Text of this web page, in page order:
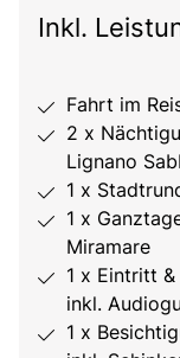
Inkl.
Fahrt im
2 x
Lignano
1 x
1 x
Miramare
1 x Eintritt
inkl.
1 x